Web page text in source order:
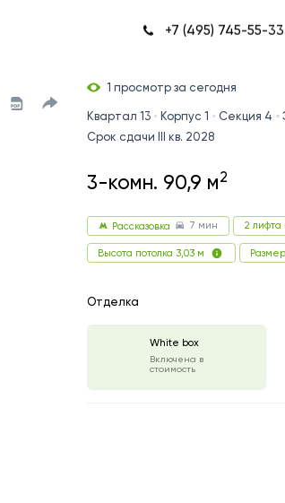
+7 (495) 745-55-33
1 просмотр за сегодня
Квартал 13 Корпус 1 Секция 4
Срок сдачи III кв. 2028
3-комн. 90,9 м2
Рассказовка 7 мин 2 лифта
Высота потолка 3,03 м
Отделка
White box
Включена в
стоимость